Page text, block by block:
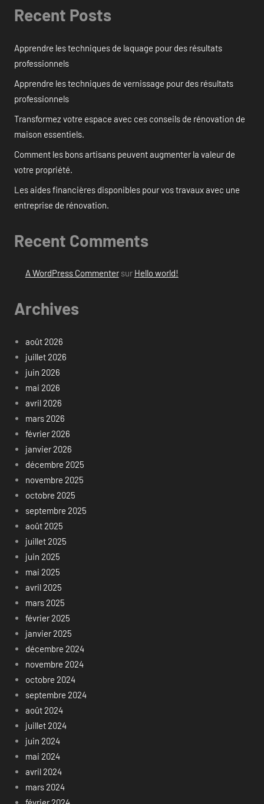
Recent Posts
Apprendre les techniques de laquage pour des résultats
professionnels
Apprendre les techniques de vernissage pour des résultats
professionnels
Transformez votre espace avec ces conseils de rénovation de
maison essentiels.
Comment les bons artisans peuvent augmenter la valeur de
votre propriété.
Les aides financières disponibles pour vos travaux avec une
entreprise de rénovation.
Recent Comments
A WordPress Commentersur Hello world!
Archives
août 2026
juillet 2026
juin 2026
mai 2026
avril 2026
mars 2026
février 2026
janvier 2026
décembre 2025
novembre 2025
octobre 2025
septembre 2025
août 2025
juillet 2025
juin 2025
mai 2025
avril 2025
mars 2025
février 2025
janvier 2025
décembre 2024
novembre 2024
octobre 2024
septembre 2024
août 2024
juillet 2024
juin 2024
mai 2024
avril 2024
mars 2024